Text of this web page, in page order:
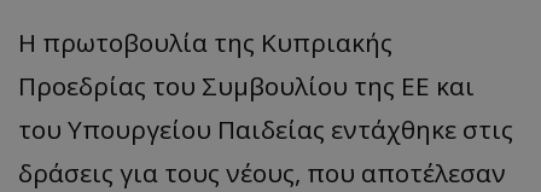
H πρωτοβουλία της Κυπριακής
Προεδρίας του Συμβουλίου της ΕΕ και
του Υπουργείου Παιδείας εντάχθηκε στις
δράσεις για τους νέους, που αποτέλεσαν